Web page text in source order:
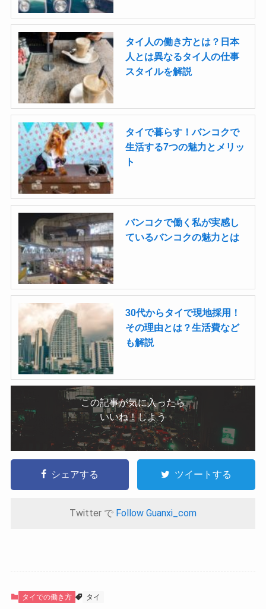
タイ人の働き方とは？日本
人とは異なるタイ人の仕事
スタイルを解説
タイで暮らす！バンコクで
生活する7つの魅力とメリッ
ト
バンコクで働く私が実感し
ているバンコクの魅力とは
30代からタイで現地採用！
その理由とは？生活費など
も解説
この記事が気に入ったら
いいね！しよう
シェアする ツイートする
Twitter で Follow Guanxi_com
タイでの働き方 タイ